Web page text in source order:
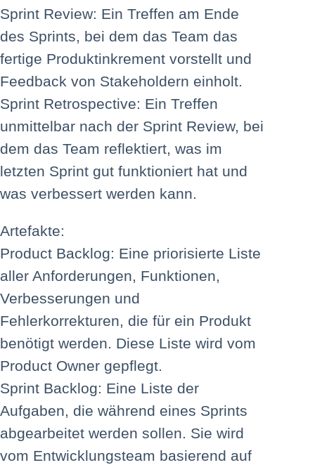
Sprint Review: Ein Treffen am Ende
des Sprints, bei dem das Team das
fertige Produktinkrement vorstellt und
Feedback von Stakeholdern einholt.
Sprint Retrospective: Ein Treffen
unmittelbar nach der Sprint Review, bei
dem das Team reflektiert, was im
letzten Sprint gut funktioniert hat und
was verbessert werden kann.
Artefakte:
Product Backlog: Eine priorisierte Liste
aller Anforderungen, Funktionen,
Verbesserungen und
Fehlerkorrekturen, die für ein Produkt
benötigt werden. Diese Liste wird vom
Product Owner gepflegt.
Sprint Backlog: Eine Liste der
Aufgaben, die während eines Sprints
abgearbeitet werden sollen. Sie wird
vom Entwicklungsteam basierend auf